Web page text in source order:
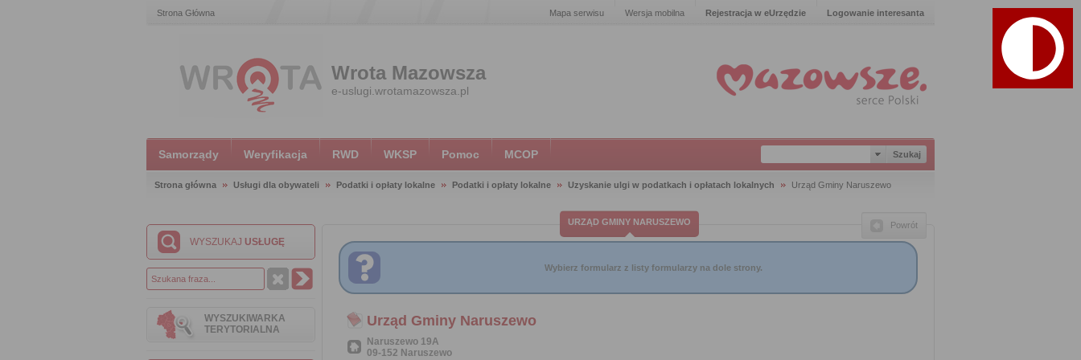
Strona Główna Mapa serwisu Wersja mobilna Rejestracja w eUrzędzie Logowanie interesanta
Wrota Mazowsza
e-uslugi.wrotamazowsza.pl
Samorządy Weryfikacja RWD WKSP Pomoc MCOP
Strona główna Usługi dla obywateli Podatki i opłaty lokalne Podatki i opłaty lokalne Uzyskanie ulgi w podatkach i opłatach lokalnych Urząd Gminy Naruszewo
WYSZUKAJ USŁUGĘ
WYSZUKIWARKA
TERYTORIALNA
URZĄD GMINY NARUSZEWO Powrót
Wybierz formularz z listy formularzy na dole strony.
Urząd Gminy Naruszewo
Naruszewo 19A
09-152 Naruszewo